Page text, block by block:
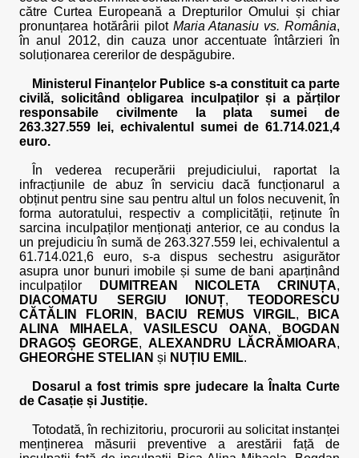
către Curtea Europeană a Drepturilor Omului și chiar
pronunțarea hotărârii pilot Maria Atanasiu vs. România,
în anul 2012, din cauza unor accentuate întârzieri în
soluționarea cererilor de despăgubire.
Ministerul Finanțelor Publice s-a constituit ca parte
civilă, solicitând obligarea inculpaților și a părților
responsabile civilmente la plata sumei de
263.327.559 lei, echivalentul sumei de 61.714.021,4
euro.
În vederea recuperării prejudiciului, raportat la
infracțiunile de abuz în serviciu dacă funcționarul a
obținut pentru sine sau pentru altul un folos necuvenit, în
forma autoratului, respectiv a complicității, reținute în
sarcina inculpaților menționați anterior, ce au condus la
un prejudiciu în sumă de 263.327.559 lei, echivalentul a
61.714.021,6 euro, s-a dispus sechestru asigurător
asupra unor bunuri imobile și sume de bani aparținând
inculpaților
DUMITREAN NICOLETA CRINUȚA,
DIACOMATU SERGIU IONUȚ,TEODORESCU
CĂTĂLIN FLORIN , BACIU REMUS VIRGIL,
BICA
ALINA MIHAELA, VASILESCU OANA,
BOGDAN
DRAGOȘ GEORGE, ALEXANDRU LĂCRĂMIOARA,
GHEORGHE STELIAN și NUȚIU EMIL.
Dosarul a fost trimis spre judecare la Înalta Curte
de Casație și Justiție.
Totodată, în rechizitoriu, procurorii au solicitat instanței
menținerea măsurii preventive a arestării față de